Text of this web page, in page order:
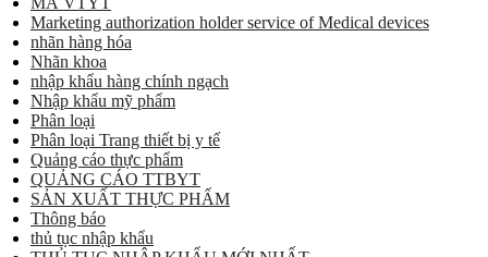
Marketing authorization holder service of Medical devices
nhãn hàng hóa
Nhãn khoa
nhập khẩu hàng chính ngạch
Nhập khẩu mỹ phẩm
Phân loại
Phân loại Trang thiết bị y tế
Quảng cáo thực phẩm
QUẢNG CÁO TTBYT
SẢN XUẤT THỰC PHẨM
Thông báo
thủ tục nhập khẩu